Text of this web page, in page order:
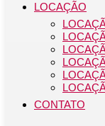
LOCAÇÃO
CONTATO